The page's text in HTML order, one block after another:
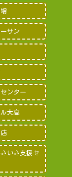
サン
ンター
大高
いき支援セ